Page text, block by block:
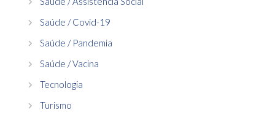
Saúde / Covid-19
Saúde / Pandemia
Saúde / Vacina
Tecnologia
Turismo